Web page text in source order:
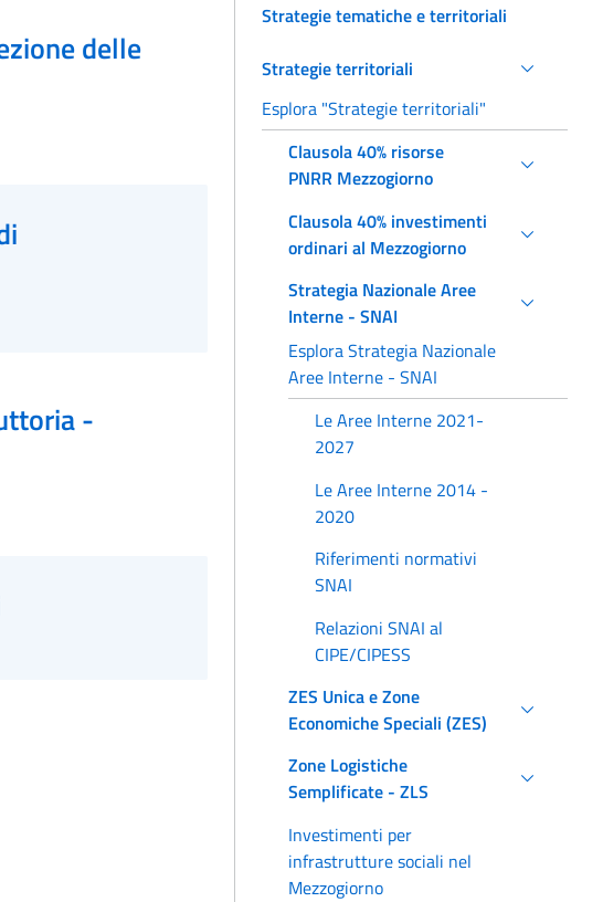
delle
-
Strategie tematiche e territoriali
Strategie territoriali
Esplora "Strategie territoriali"
Clausola 40% risorse
PNRR Mezzogiorno
Clausola 40% investimenti
ordinari al Mezzogiorno
Strategia Nazionale Aree
Interne - SNAI
Esplora Strategia Nazionale
Aree Interne - SNAI
Le Aree Interne 2021-
2027
Le Aree Interne 2014 -
2020
Riferimenti normativi
SNAI
Relazioni SNAI al
CIPE/CIPESS
ZES Unica e Zone
Economiche Speciali (ZES)
Zone Logistiche
Semplificate - ZLS
Investimenti per
infrastrutture sociali nel
Mezzogiorno